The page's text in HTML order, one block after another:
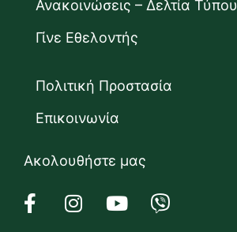
Ανακοινώσεις – Δελτία Τύπου
Γίνε Εθελοντής
Πολιτική Προστασία
Επικοινωνία
Ακολουθήστε μας